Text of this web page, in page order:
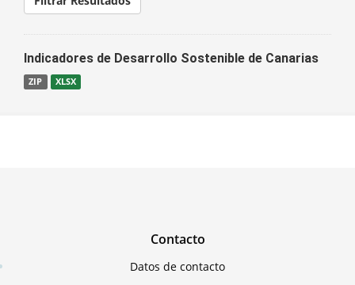
Indicadores de Desarrollo Sostenible de Canarias
ZIP XLSX
Contacto
Datos de contacto